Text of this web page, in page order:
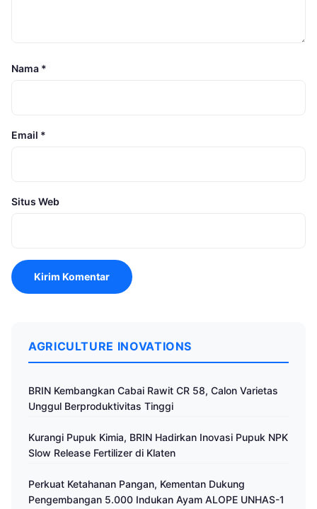
Nama *
Email *
Situs Web
AGRICULTURE INOVATIONS
BRIN Kembangkan Cabai Rawit CR 58, Calon Varietas
Unggul Berproduktivitas Tinggi
Kurangi Pupuk Kimia, BRIN Hadirkan Inovasi Pupuk NPK
Slow Release Fertilizer di Klaten
Perkuat Ketahanan Pangan, Kementan Dukung
Pengembangan 5.000 Indukan Ayam ALOPE UNHAS-1